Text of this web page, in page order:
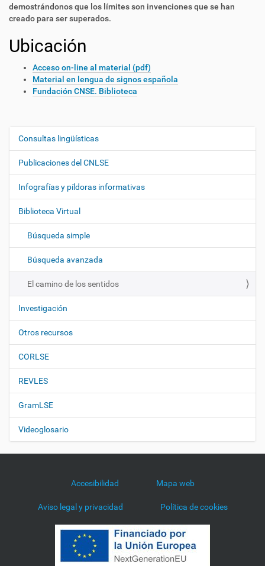
demostrándonos que los límites son invenciones que se han
creado para ser superados.
Ubicación
Acceso on-line al material (pdf)
Material en lengua de signos española
Fundación CNSE. Biblioteca
N
e
g
a
i
n
Consultas lingüísticas
Publicaciones del CNLSE
Infografías y píldoras informativas
Biblioteca Virtual
Búsqueda simple
Búsqueda avanzada
El camino de los sentidos
Investigación
Otros recursos
CORLSE
REVLES
GramLSE
Videoglosario
Accesibilidad Mapa web
Aviso legal y privacidad Política de cookies